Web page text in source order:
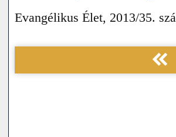
Evangélikus Élet, 2013/35.